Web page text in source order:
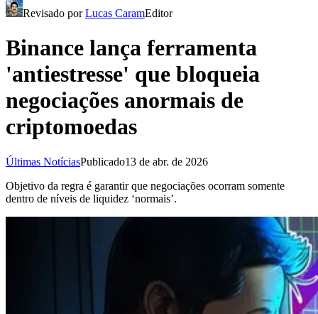
Revisado porLucas CaramEditor
Binance lança ferramenta
'antiestresse' que bloqueia
negociações anormais de
criptomoedas
Últimas NotíciasPublicado13 de abr. de 2026
Objetivo da regra é garantir que negociações ocorram somente
dentro de níveis de liquidez ‘normais’.